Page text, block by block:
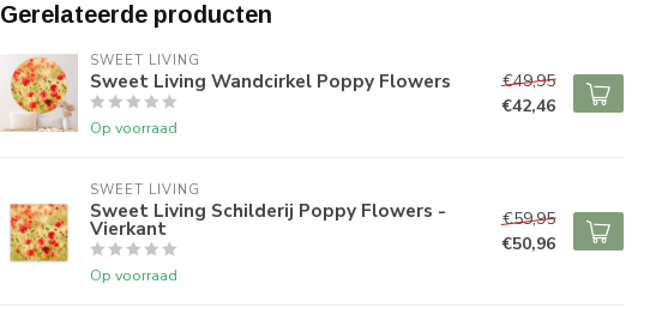
Gerelateerde producten
SWEET LIVING
Sweet Living Wandcirkel Poppy Flowers
Op voorraad
€49,95
€42,46
SWEET LIVING
Sweet Living Schilderij Poppy Flowers -
Vierkant
Op voorraad
€59,95
€50,96